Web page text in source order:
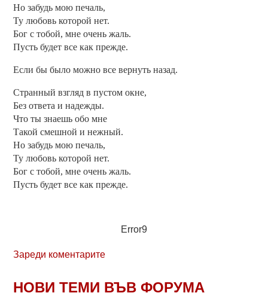
Но забудь мою печаль,
Ту любовь которой нет.
Бог с тобой, мне очень жаль.
Пусть будет все как прежде.
Если бы было можно все вернуть назад.
Странный взгляд в пустом окне,
Без ответа и надежды.
Что ты знаешь обо мне
Такой смешной и нежный.
Но забудь мою печаль,
Ту любовь которой нет.
Бог с тобой, мне очень жаль.
Пусть будет все как прежде.
Error9
Зареди коментарите
НОВИ ТЕМИ ВЪВ ФОРУМА